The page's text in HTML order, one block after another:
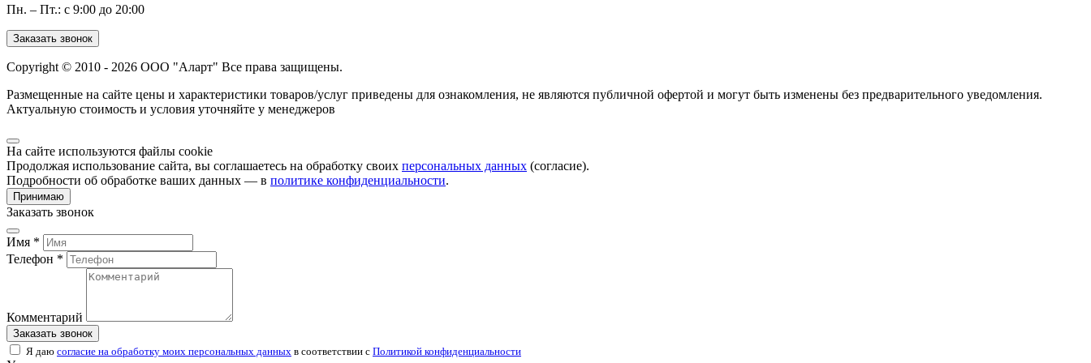
Пн. – Пт.: с 9:00 до 20:00
Заказать звонок
Copyright © 2010 - 2026 ООО "Аларт" Все права защищены.
Размещенные на сайте цены и характеристики товаров/услуг приведены для ознакомления, не являются публичной офертой и могут быть изменены без предварительного уведомления.
Актуальную стоимость и условия уточняйте у менеджеров
На сайте используются файлы cookie
Продолжая использование сайта, вы соглашаетесь на обработку своих персональных данных (согласие).
Подробности об обработке ваших данных — в политике конфиденциальности.
Принимаю
Заказать звонок
Имя *
Телефон *
Комментарий
Заказать звонок
Я даю согласие на обработку моих персональных данных в соответствии с Политикой конфиденциальности